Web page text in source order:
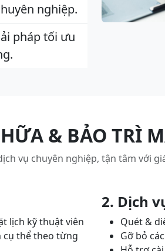
nghiệp.
pháp tối ưu
& BẢO TRÌ
vụ chuyên nghiệp, tận tâm với
lịch kỹ thuật viên
cụ thể theo từng
2. Dịch
Quét &
Gỡ bỏ